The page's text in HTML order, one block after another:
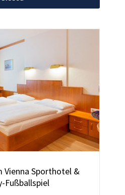
Vienna Sporthotel &
Fußballspiel